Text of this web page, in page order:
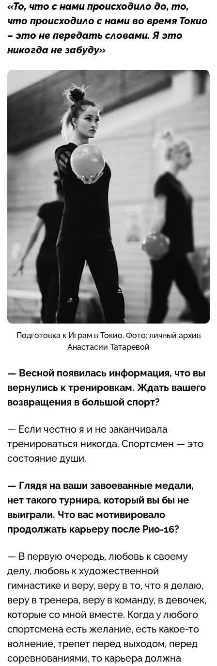
«То, что с нами происходило до, то,
что происходило с нами во время Токио
– это не передать словами. Я это
никогда не забуду»
Подготовка к Играм в Токио. Фото: личный архив
Анастасии Татаревой
— Весной появилась информация, что вы
вернулись к тренировкам. Ждать вашего
возвращения в большой спорт?
— Если честно я и не заканчивала
тренироваться никогда. Спортсмен — это
состояние души.
— Глядя на ваши завоеванные медали,
нет такого турнира, который вы бы не
выиграли. Что вас мотивировало
продолжать карьеру после Рио-16?
— В первую очередь, любовь к своему
делу, любовь к художественной
гимнастике и веру, веру в то, что я делаю,
веру в тренера, веру в команду, в девочек,
которые со мной вместе. Когда у любого
спортсмена есть желание, есть какое-то
волнение, трепет перед выходом, перед
соревнованиями, то карьера должна